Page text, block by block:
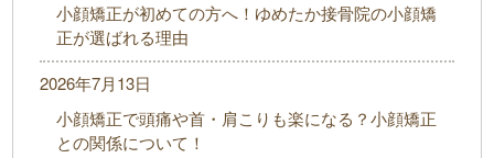
小顔矯正が初めての方へ！ゆめたか接骨院の小顔矯
正が選ばれる理由
小顔矯正で頭痛や首・肩こりも楽になる？小顔矯正
との関係について！
2026年7月13日